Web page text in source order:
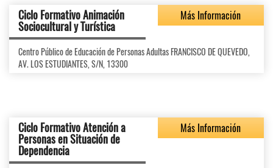
Ciclo Formativo Animación
Sociocultural y Turística
Más Información
Centro Público de Educación de Personas Adultas FRANCISCO DE QUEVEDO,
AV. LOS ESTUDIANTES, S/N, 13300
Ciclo Formativo Atención a
Personas en Situación de
Dependencia
Más Información